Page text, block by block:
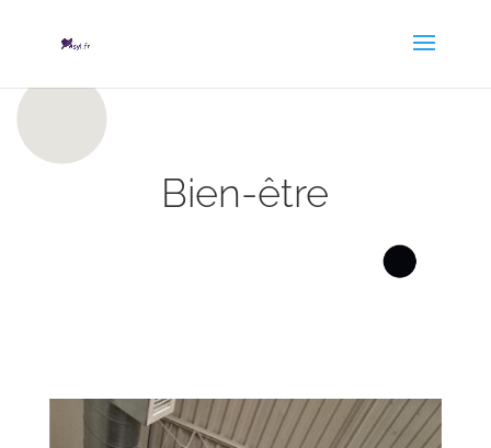
Bien-être